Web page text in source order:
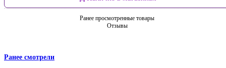
Ранее просмотренные товары
Отзывы
Ранее смотрели